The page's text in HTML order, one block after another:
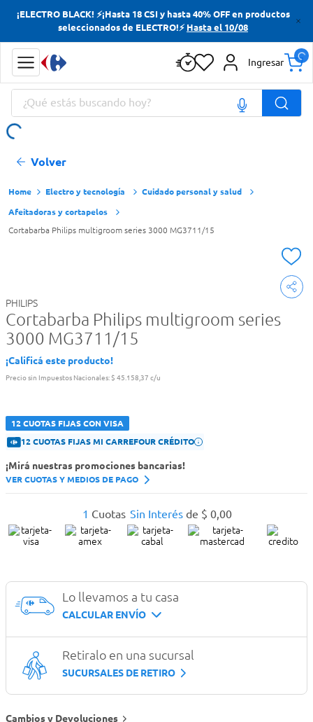
¡ELECTRO BLACK! ⚡¡Hasta 18 CSI y hasta 40% OFF en productos
seleccionados de ELECTRO!⚡ Hasta el 10/08
Ingresar
¿Qué estás buscando hoy?
Volver
Electro y tecnología
Cuidado personal y salud
Afeitadoras y cortapelos
Cortabarba Philips multigroom series 3000 MG3711/15
PHILIPS
Cortabarba Philips multigroom series
3000 MG3711/15
¡Calificá este producto!
Precio sin Impuestos Nacionales:$ 45.158,37 c/u
12 CUOTAS FIJAS CON VISA
12 CUOTAS FIJAS MI CARREFOUR CRÉDITO
¡Mirá nuestras promociones bancarias!
VER CUOTAS Y MEDIOS DE PAGO
1 Cuotas Sin Interés de $ 0,00
Lo llevamos a tu casa
CALCULAR ENVÍO
Retiralo en una sucursal
SUCURSALES DE RETIRO
Cambios y Devoluciones
Términos más buscados
Yerba
Cerveza
Doves
Jabon Tocador
Términos más buscados
Yerba
Cerveza
Doves
Jabon Tocador